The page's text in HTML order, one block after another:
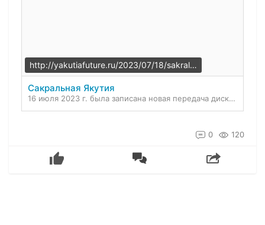
http://yakutiafuture.ru/2023/07/18/sakralnaya-yakutiya-3/
Сакральная Якутия
16 июля 2023 г. была записана новая передача дискуссионного клуба «Якутия. Образ будущего». Тема: «Сакральная Якутия». О роли традиционной веры саха в современном обществе, о развитии паломническог…
0 120